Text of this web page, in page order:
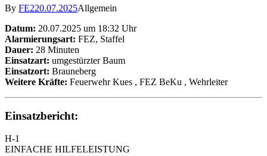
By FE220.07.2025Allgemein
Datum: 20.07.2025 um 18:32 Uhr
Alarmierungsart: FEZ, Staffel
Dauer: 28 Minuten
Einsatzart: umgestürzter Baum
Einsatzort: Brauneberg
Weitere Kräfte: Feuerwehr Kues , FEZ BeKu , Wehrleiter
Einsatzbericht:
H-1
EINFACHE HILFELEISTUNG